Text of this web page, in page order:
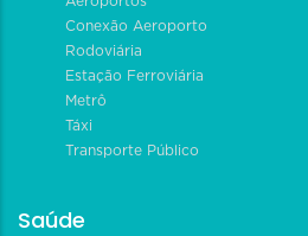
Conexão Aeroporto
Rodoviária
Estação Ferroviária
Metrô
Táxi
Transporte Público
Saúde